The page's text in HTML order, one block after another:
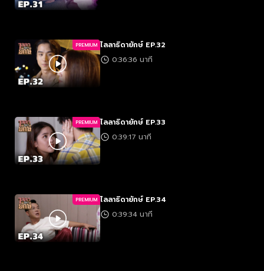
PREMIUM ไลลาธิดายักษ์ EP.32
0:36:36 นาที
PREMIUM ไลลาธิดายักษ์ EP.33
0:39:17 นาที
PREMIUM ไลลาธิดายักษ์ EP.34
0:39:34 นาที